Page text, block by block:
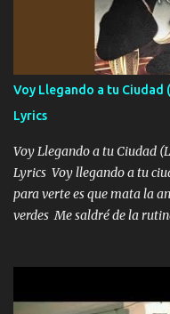
contenta como yo por ti
enamora pa describirte
quiero contigo que seas
contéstame la llamada pa
borracho me animo a
me encantes Decirte que
tenerte aquí espero que
Voy Llegando a tu Ciudad
Lyrics
Voy Llegando a tu Ciudad
Lyrics Voy llegando a tu
para verte es que mata la
verdes Me saldré de la
solo yo tendre el candado